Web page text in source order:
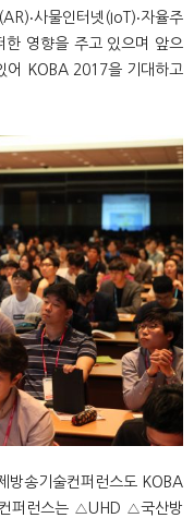
사물인터넷(IoT)‧자율주
한 영향을 주고 있으며 앞으
어 KOBA 2017을 기대하고
방송기술컨퍼런스도 KOBA
퍼런스는 △UHD △국산방